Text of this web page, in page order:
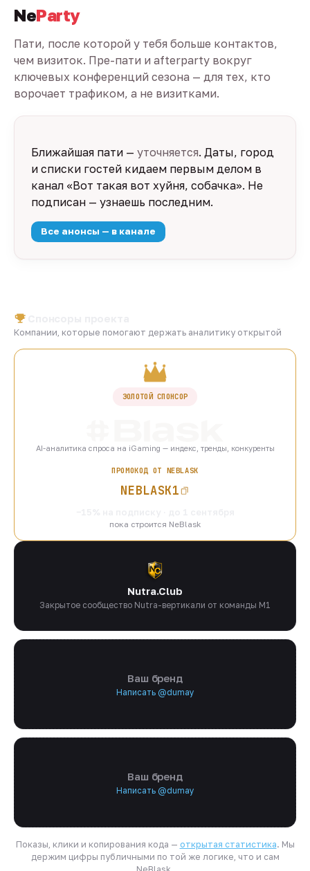
NeParty
Пати, после которой у тебя больше контактов,
чем визиток. Пре-пати и afterparty вокруг
ключевых конференций сезона — для тех, кто
ворочает трафиком, а не визитками.
Ближайшая пати — уточняется. Даты, город
и списки гостей кидаем первым делом в
канал «Вот такая вот хуйня, собачка». Не
подписан — узнаешь последним.
Все анонсы — в канале
Компании, которые помогают держать аналитику открытой
ЗОЛОТОЙ СПОНСОР
AI-аналитика спроса на iGaming — индекс, тренды, конкуренты
ПРОМОКОД ОТ NEBLASK
NEBLASK1
пока строится NeBlask
Nutra.Club
Закрытое сообщество Nutra-вертикали от команды M1
Ваш бренд
Написать @dumay
Ваш бренд
Написать @dumay
Показы, клики и копирования кода — открытая статистика. Мы
держим цифры публичными по той же логике, что и сам